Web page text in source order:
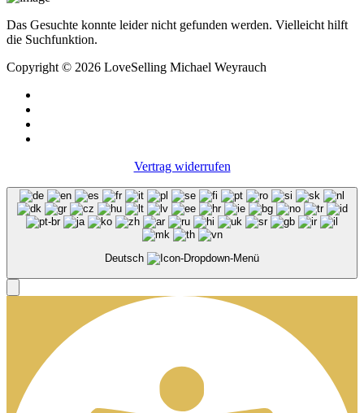
Das Gesuchte konnte leider nicht gefunden werden. Vielleicht hilft
die Suchfunktion.
Copyright © 2026 LoveSelling Michael Weyrauch
Vertrag widerrufen
Deutsch